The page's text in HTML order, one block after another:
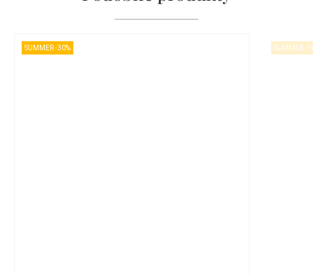
SUMMER -30% SUMMER -